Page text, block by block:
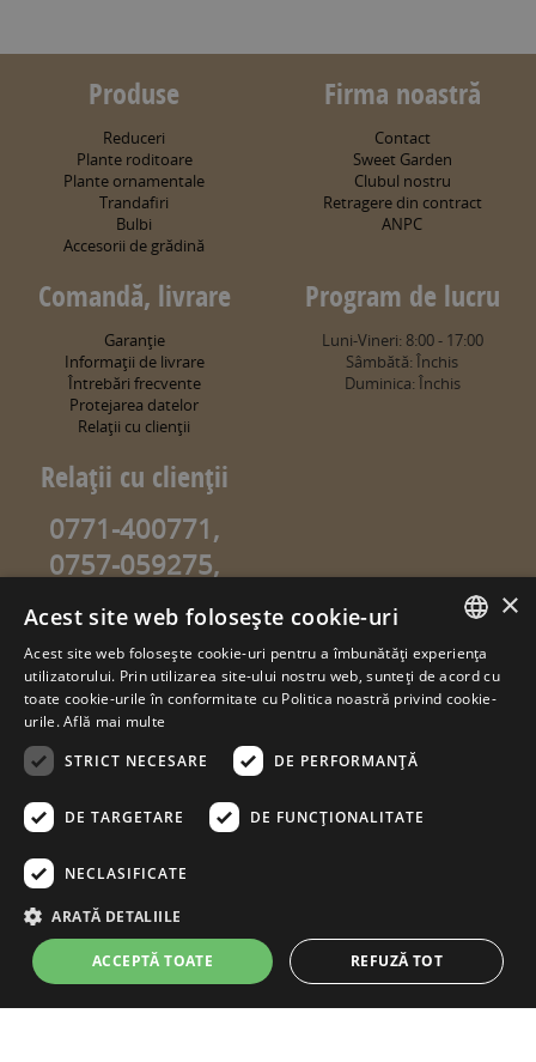
Produse
Reduceri
Plante roditoare
Plante ornamentale
Trandafiri
Bulbi
Accesorii de grădină
Firma noastră
Contact
Sweet Garden
Clubul nostru
Retragere din contract
ANPC
Comandă, livrare
Garanţie
Informaţii de livrare
Întrebări frecvente
Protejarea datelor
Relaţii cu clienţii
Program de lucru
Luni-Vineri: 8:00 - 17:00
Sâmbătă: Închis
Duminica: Închis
Relaţii cu clienţii
0771-400771,
0757-059275,
0757-059274
info@sweetgarden.ro
© copyright 2026. sweetgarden.ro
Toate drepturile rezervate. Reproducerea integrală sau parţială a
textelor sau a ilustraţiilor din orice pagină a site-ului
www.sweetgarden.ro este posibilă numai cu acordul prealabil
pedepseşte conform legii. Eventualele încălcări ale dreptului de
autor, vă rugăm să ne comunicaţi la adresa de e.mail:
info@sweetgarden.ro
ROMANIAN
HUNGARIAN
×
Acest site web folosește cookie-uri
Acest site web folosește cookie-uri pentru a îmbunătăți experiența
utilizatorului. Prin utilizarea site-ului nostru web, sunteți de acord cu
toate cookie-urile în conformitate cu Politica noastră privind cookie-
urile.Află mai multe
STRICT NECESARE
DE PERFORMANȚĂ
DE TARGETARE DE FUNCŢIONALITATE
NECLASIFICATE
ARATĂ DETALIILE
ACCEPTĂ TOATE REFUZĂ TOT